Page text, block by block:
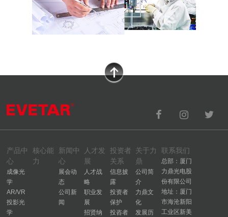
产品中
心
成像光
学
AR/VR
投影光
学
核心能
力
新闻中
心
展会动
态
公司新
闻
人才发
展
人才战
略
职业发
展
招贤纳
投资者
关系
信息披
露
投资者
保护
投咨者
关于力
鼎
公司简
介
力鼎文
化
发展历
联系我们
总部：厦门
力鼎光电股
份有限公司
地址：厦门
市海沧新阳
工业区新美